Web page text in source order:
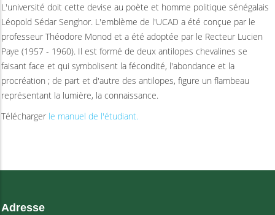
L'université doit cette devise au poète et homme politique sénégalais
Léopold Sédar Senghor. L'emblème de l'UCAD a été conçue par le
professeur Théodore Monod et a été adoptée par le Recteur Lucien
Paye (1957 - 1960). Il est formé de deux antilopes chevalines se
faisant face et qui symbolisent la fécondité, l'abondance et la
procréation ; de part et d'autre des antilopes, figure un flambeau
représentant la lumière, la connaissance.
Télécharger le manuel de l'étudiant.
Adresse